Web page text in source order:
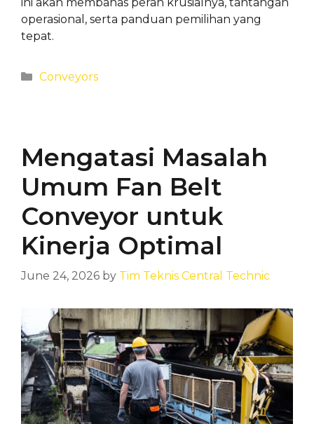
operasional, serta panduan pemilihan yang
tepat.
Categories
Conveyors
Mengatasi Masalah
Umum Fan Belt
Conveyor untuk
Kinerja Optimal
June 24, 2026 by Tim Teknis Central Technic